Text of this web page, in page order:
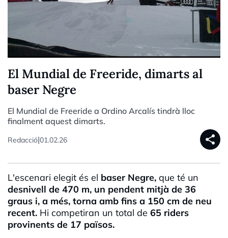
El Mundial de Freeride, dimarts al
baser Negre
El Mundial de Freeride a Ordino Arcalís tindrà lloc
finalment aquest dimarts.
Redacció|01.02.26 share
L'escenari elegit és el baser Negre, que té un
desnivell de 470 m, un pendent mitjà de 36
graus i, a més, torna amb fins a 150 cm de neu
recent. Hi competiran un total de 65 riders
provinents de 17 països.